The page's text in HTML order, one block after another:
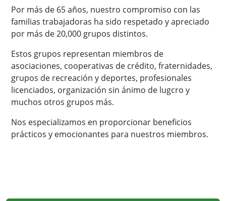
Por más de 65 años, nuestro compromiso con las
familias trabajadoras ha sido respetado y apreciado
por más de 20,000 grupos distintos.
Estos grupos representan miembros de
asociaciones, cooperativas de crédito, fraternidades,
grupos de recreación y deportes, profesionales
licenciados, organización sin ánimo de lugcro y
muchos otros grupos más.
Nos especializamos en proporcionar beneficios
prácticos y emocionantes para nuestros miembros.